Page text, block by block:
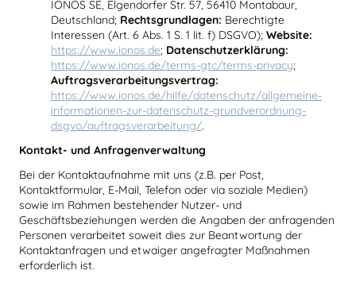
IONOS SE, Elgendorfer Str. 57, 56410 Montabaur,
Deutschland; Rechtsgrundlagen: Berechtigte
Interessen (Art. 6 Abs. 1 S. 1 lit. f) DSGVO); Website:
https://www.ionos.de; Datenschutzerklärung:
https://www.ionos.de/terms-gtc/terms-privacy;
Auftragsverarbeitungsvertrag:
https://www.ionos.de/hilfe/datenschutz/allgemeine-
informationen-zur-datenschutz-grundverordnung-
dsgvo/auftragsverarbeitung/.
Kontakt- und Anfragenverwaltung
Bei der Kontaktaufnahme mit uns (z.B. per Post,
Kontaktformular, E-Mail, Telefon oder via soziale Medien)
sowie im Rahmen bestehender Nutzer- und
Geschäftsbeziehungen werden die Angaben der anfragenden
Personen verarbeitet soweit dies zur Beantwortung der
Kontaktanfragen und etwaiger angefragter Maßnahmen
erforderlich ist.